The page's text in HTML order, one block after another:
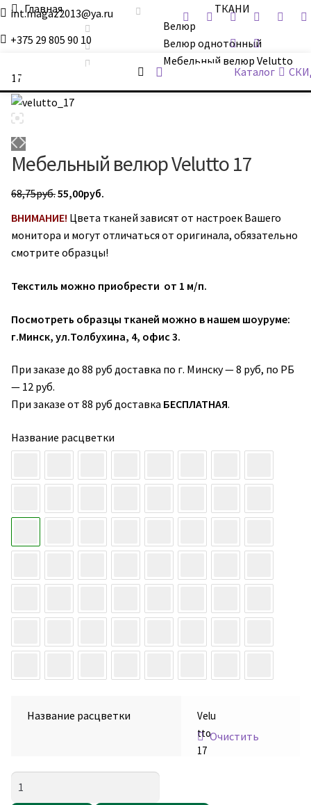
int.magaz2013@ya.ru
+375 29 805 90 10
ДримБэг.бай Каталог
Главная
ТКАНИ
Велюр
Велюр однотонный
Мебельный велюр Velutto
17
Мебельный велюр Velutto 17
68,75руб.Первоначальная
составляла
68,75руб..
55,00руб.
ВНИМАНИЕ! Цвета тканей зависят от настроек Вашего
монитора и могут отличаться от оригинала, обязательно
смотрите образцы!
Текстиль можно приобрести от 1 м/п.
Посмотреть образцы тканей можно в нашем шоуруме:
г.Минск, ул.Толбухина, 4, офис 3.
При заказе до 88 руб доставка по г. Минску — 8 руб, по РБ
— 12 руб.
При заказе от 88 руб доставка БЕСПЛАТНАЯ.
Название расцветки
Название расцветки
Velu
tto
17
Очистить